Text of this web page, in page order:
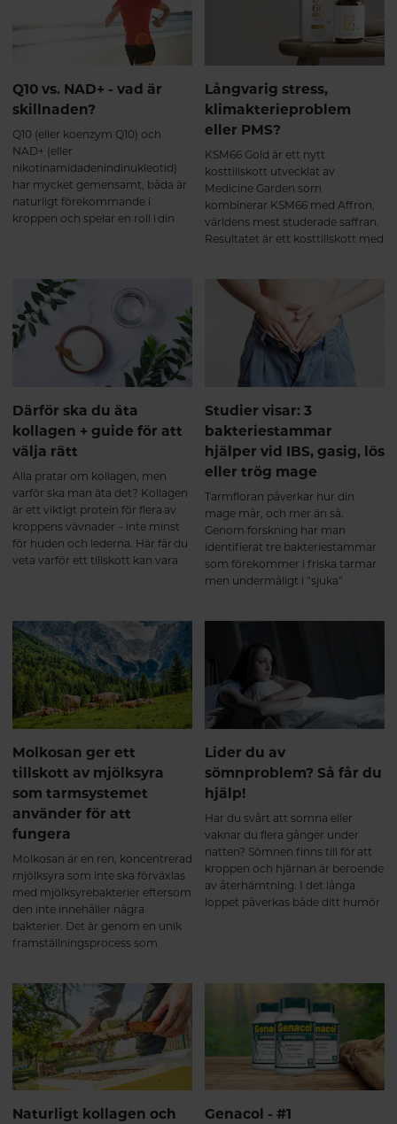
kroppen vid perioder av
nervositet, anspänning och oro.
Stödjer sexuell hälsa samt bidrar
till uthållighet och ökad
(Affron®) bidrar till avslappning,
emotionell balans, positiv
sinnesstämning samt förbättrad
sexlust (libido). B6 (P-5-P) bidrar
till att reglera hormonaktiveten
samt nervsystemets normala
funktion.
kommer vi att utforska de många
fördelarna med moringa, dess
användningsområden, och hur
du kan införliva den i din dagliga
kost.
Q10 vs. NAD+ - vad är
skillnaden?
Q10 (eller koenzym Q10) och
NAD+ (eller
nikotinamidadenindinukleotid)
har mycket gemensamt, båda är
naturligt förekommande i
kroppen och spelar en roll i din
veta mer om Q10 och NAD+ och
hur du kan bibehålla hälsosamma
nivåer för ett hälsosamt åldrande.
Långvarig stress,
klimakterieproblem
eller PMS?
KSM66 Gold är ett nytt
kosttillskott utvecklat av
Medicine Garden som
kombinerar KSM66 med Affron,
världens mest studerade saffran.
Resultatet är ett kosttillskott med
sömnproblem och sexuell olust.
Därför ska du äta
kollagen + guide för att
välja rätt
Alla pratar om kollagen, men
varför ska man äta det? Kollagen
är ett viktigt protein för flera av
kroppens vävnader – inte minst
för huden och lederna. Här får du
veta varför ett tillskott kan vara
Studier visar: 3
bakteriestammar
hjälper vid IBS, gasig, lös
eller trög mage
Tarmfloran påverkar hur din
mage mår, och mer än så.
Genom forskning har man
identifierat tre bakteriestammar
som förekommer i friska tarmar
men undermåligt i ”sjuka”
Molkosan ger ett
tillskott av mjölksyra
som tarmsystemet
använder för att
fungera
Molkosan är en ren, koncentrerad
mjölksyra som inte ska förväxlas
med mjölksyrebakterier eftersom
den inte innehåller några
bakterier. Det är genom en unik
framställningsprocess som
förekommer i en välfungerande
mage och tarm.
Lider du av
sömnproblem? Så får du
hjälp!
Har du svårt att somna eller
vaknar du flera gånger under
natten? Sömnen finns till för att
kroppen och hjärnan är beroende
av återhämtning. I det långa
loppet påverkas både ditt humör
Naturligt kollagen och
Genacol - #1